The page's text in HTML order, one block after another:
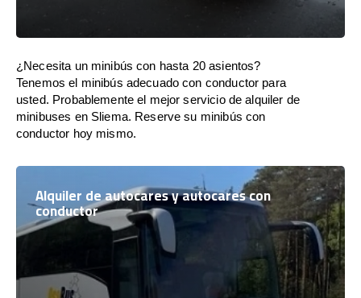
¿Necesita un minibús con hasta 20 asientos?
Tenemos el minibús adecuado con conductor para
usted. Probablemente el mejor servicio de alquiler de
minibuses en Sliema. Reserve su minibús con
conductor hoy mismo.
Alquiler de autocares y autocares con
conductor